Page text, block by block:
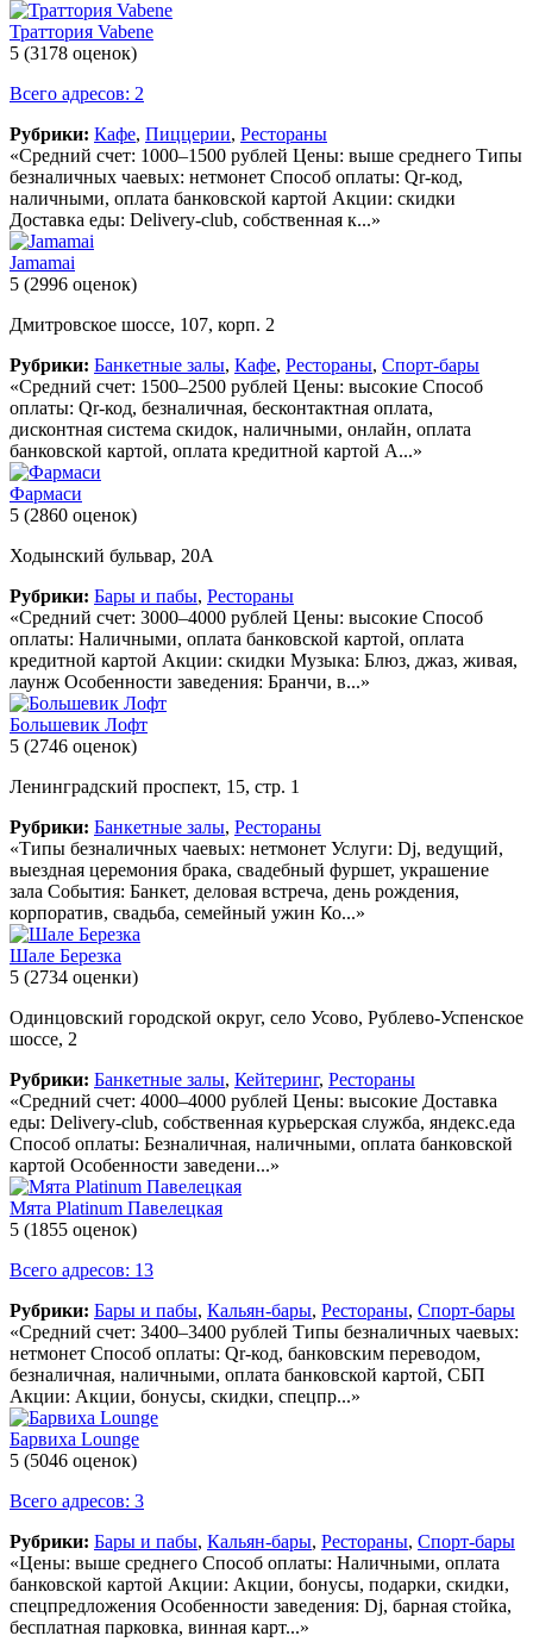
Траттория Vabene
5 (3178 оценок)
Всего адресов: 2
Рубрики: Кафе, Пиццерии, Рестораны
«Средний счет: 1000–1500 рублей Цены: выше среднего Типы
безналичных чаевых: нетмонет Способ оплаты: Qr-код,
наличными, оплата банковской картой Акции: скидки
Доставка еды: Delivery-club, собственная к...»
Jamamai
5 (2996 оценок)
Дмитровское шоссе, 107, корп. 2
Рубрики: Банкетные залы, Кафе, Рестораны, Спорт-бары
«Средний счет: 1500–2500 рублей Цены: высокие Способ
оплаты: Qr-код, безналичная, бесконтактная оплата,
дисконтная система скидок, наличными, онлайн, оплата
банковской картой, оплата кредитной картой А...»
Фармаси
5 (2860 оценок)
Ходынский бульвар, 20А
Рубрики: Бары и пабы, Рестораны
«Средний счет: 3000–4000 рублей Цены: высокие Способ
оплаты: Наличными, оплата банковской картой, оплата
кредитной картой Акции: скидки Музыка: Блюз, джаз, живая,
лаунж Особенности заведения: Бранчи, в...»
Большевик Лофт
5 (2746 оценок)
Ленинградский проспект, 15, стр. 1
Рубрики: Банкетные залы, Рестораны
«Типы безналичных чаевых: нетмонет Услуги: Dj, ведущий,
выездная церемония брака, свадебный фуршет, украшение
зала События: Банкет, деловая встреча, день рождения,
корпоратив, свадьба, семейный ужин Ко...»
Шале Березка
5 (2734 оценки)
Одинцовский городской округ, село Усово, Рублево-Успенское
шоссе, 2
Рубрики: Банкетные залы, Кейтеринг, Рестораны
«Средний счет: 4000–4000 рублей Цены: высокие Доставка
еды: Delivery-club, собственная курьерская служба, яндекс.еда
Способ оплаты: Безналичная, наличными, оплата банковской
картой Особенности заведени...»
Мята Platinum Павелецкая
5 (1855 оценок)
Всего адресов: 13
Рубрики: Бары и пабы, Кальян-бары, Рестораны, Спорт-бары
«Средний счет: 3400–3400 рублей Типы безналичных чаевых:
нетмонет Способ оплаты: Qr-код, банковским переводом,
безналичная, наличными, оплата банковской картой, СБП
Акции: Акции, бонусы, скидки, спецпр...»
Барвиха Lounge
5 (5046 оценок)
Всего адресов: 3
Рубрики: Бары и пабы, Кальян-бары, Рестораны, Спорт-бары
«Цены: выше среднего Способ оплаты: Наличными, оплата
банковской картой Акции: Акции, бонусы, подарки, скидки,
спецпредложения Особенности заведения: Dj, барная стойка,
бесплатная парковка, винная карт...»